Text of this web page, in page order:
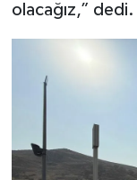
olacağız,” dedi.